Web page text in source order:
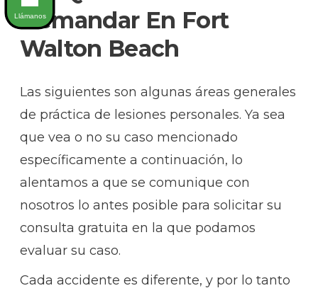
Demandar En Fort
Walton Beach
Las siguientes son algunas áreas generales
de práctica de lesiones personales. Ya sea
que vea o no su caso mencionado
específicamente a continuación, lo
alentamos a que se comunique con
nosotros lo antes posible para solicitar su
consulta gratuita en la que podamos
evaluar su caso.
Cada accidente es diferente, y por lo tanto
Llámanos